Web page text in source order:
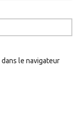
le navigateur